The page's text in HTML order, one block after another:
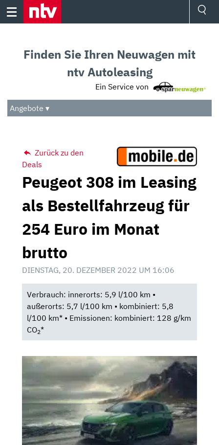
Skip
Audio
Das Beste
Finden Sie Ihren Neuwagen mit
ntv Autoleasing
Ein Service von
Angebote ▾
Zurück zu den
Deals
Peugeot 308 im Leasing
als Bestellfahrzeug für
254 Euro im Monat
brutto
DIENSTAG, 20. DEZEMBER 2022 UM 16:06
Verbrauch: innerorts: 5,9 l/100 km •
außerorts: 5,7 l/100 km • kombiniert: 5,8
l/100 km* • Emissionen: kombiniert: 128 g/km
CO2*